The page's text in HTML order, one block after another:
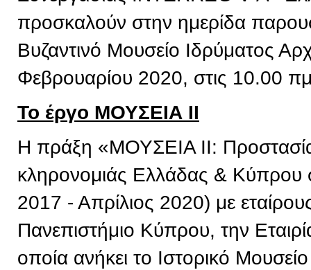
προσκαλούν στην ημερίδα
Βυζαντινό Μουσείο Ιδρύματος
Φεβρουαρίου 2020, στις 10.00
Το έργο ΜΟΥΣΕΙΑ ΙΙ
Η πράξη «ΜΟΥΣΕΙΑ ΙΙ: Προστασία
κληρονομιάς Ελλάδας & Κύπρου
2017 - Απρίλιος 2020) με
Πανεπιστήμιο Κύπρου, την
οποία ανήκει το Ιστορικό